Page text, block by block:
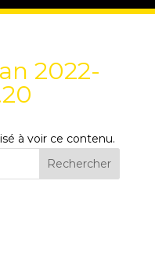
2022-
à voir ce contenu.